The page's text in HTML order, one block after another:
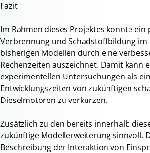
Fazit
Im Rahmen dieses Projektes konnte
Verbrennung und Schadstoffbildung
bisherigen Modellen durch eine
Rechenzeiten auszeichnet. Damit
experimentellen Untersuchungen als
Entwicklungszeiten von zukünftigen
Dieselmotoren zu verkürzen.
Zusätzlich zu den bereits innerhalb
zukünftige Modellerweiterung sinnvoll.
Beschreibung der Interaktion von